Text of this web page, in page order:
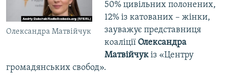
Олександра Матвійчук
50% цивільних полонених,
12% із катованих – жінки,
зауважує представниця
коаліції Олександра
Матвійчукіз «Центру
громадянських свобод».